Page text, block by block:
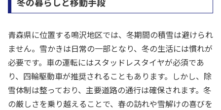
青森県に位置する鳴沢地区では、冬期間の積雪は避けられ
ません。雪かきは日常の一部となり、冬の生活には慣れが
必要です。車の運転にはスタッドレスタイヤが必須であ
り、四輪駆動車が推奨されることもあります。しかし、除
雪体制は整っており、主要道路の通行は確保されます。冬
の厳しさを乗り越えることで、春の訪れや雪解けの喜びを